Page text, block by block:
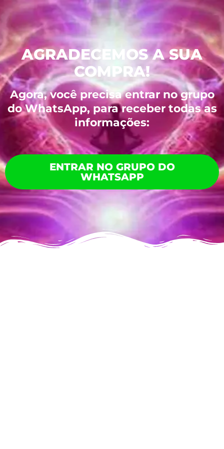
AGRADECEMOS A SUA
COMPRA!
Agora, você precisa entrar no grupo
do WhatsApp, para receber todas as
informações:
ENTRAR NO GRUPO DO
WHATSAPP